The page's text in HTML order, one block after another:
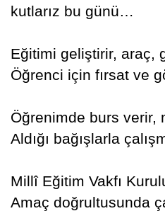
kutlarız bu günü…
Eğitimi geliştirir, araç,
Öğrenci için fırsat ve
Öğrenimde burs verir,
Aldığı bağışlarla
Millî Eğitim Vakfı
Amaç doğrultusunda